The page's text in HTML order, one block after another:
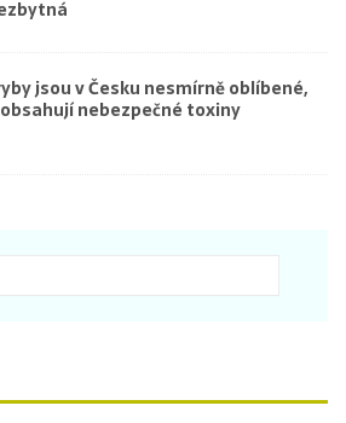
jsou v Česku nesmírně oblíbené,
nebezpečné toxiny